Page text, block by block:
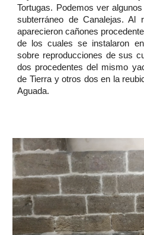
Tortugas. Podemos ver
subterráneo de Canalejas. Al
aparecieron cañones
de los cuales se instalaron
sobre reproducciones de sus
dos procedentes del mismo
de Tierra y otros dos en la
Aguada.